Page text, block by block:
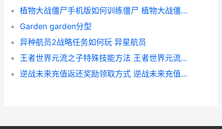
植物大战僵尸手机版如何训练僵尸 植物大战僵尸手套
Garden garden分型
异种航员2战略任务如何玩 异星航员
王者世界元流之子特殊技能方法 王者世界元流之子套装
逆战未来充值返还奖励领取方式 逆战未来充值返利入口